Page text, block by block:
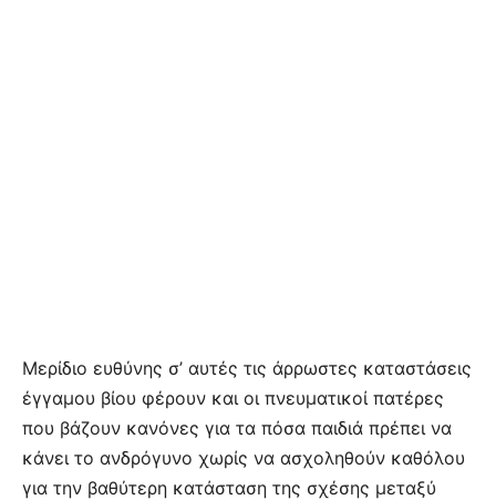
Μερίδιο ευθύνης σ’ αυτές τις άρρωστες καταστάσεις
έγγαμου βίου φέρουν και οι πνευματικοί πατέρες
που βάζουν κανόνες για τα πόσα παιδιά πρέπει να
κάνει το ανδρόγυνο χωρίς να ασχοληθούν καθόλου
για την βαθύτερη κατάσταση της σχέσης μεταξύ